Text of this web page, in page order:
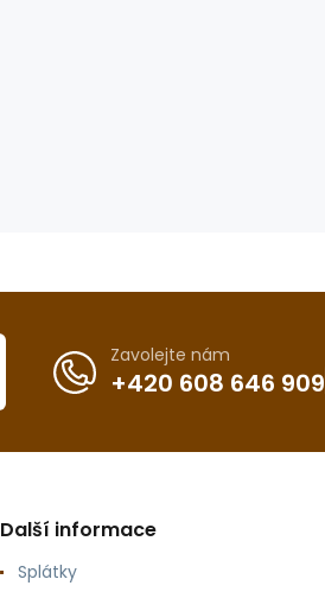
Zavolejte nám
+420 608 646 909
Další informace
Splátky